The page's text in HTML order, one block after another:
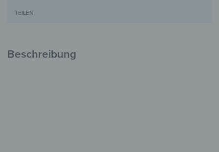
TEILEN
Beschreibung